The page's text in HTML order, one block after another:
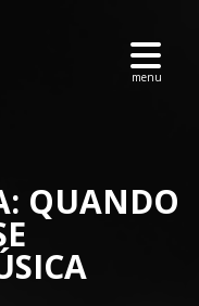
QUANDO